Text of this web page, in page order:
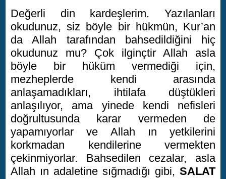
Değerli din kardeşlerim. Yazılanları
okudunuz, siz böyle bir hükmün, Kur’an
da Allah tarafından bahsedildiğini hiç
okudunuz mu? Çok ilginçtir Allah asla
böyle bir hüküm vermediği için,
mezheplerde kendi arasında
anlaşamadıkları, ihtilafa düştükleri
anlaşılıyor, ama yinede kendi nefisleri
doğrultusunda karar vermeden de
yapamıyorlar ve Allah ın yetkilerini
korkmadan kendilerine vermekten
çekinmiyorlar. Bahsedilen cezalar, asla
Allah ın adaletine sığmadığı gibi, SALAT